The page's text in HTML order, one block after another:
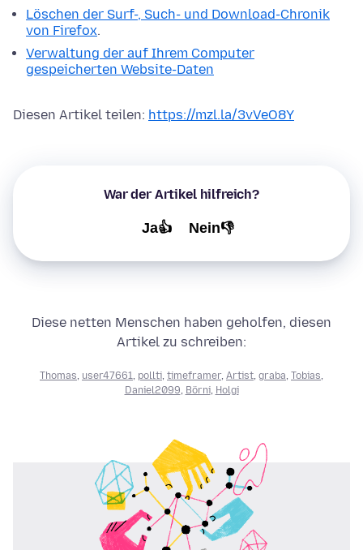
Löschen der Surf-, Such- und Download-Chronik
von Firefox.
Verwaltung der auf Ihrem Computer
gespeicherten Website-Daten
Diesen Artikel teilen: https://mzl.la/3vVeO8Y
War der Artikel hilfreich?
Ja👍 Nein👎
Diese netten Menschen haben geholfen, diesen
Artikel zu schreiben:
Thomas user47661 pollti timeframer, Artist graba Tobias
Daniel2099 Börni, Holgi